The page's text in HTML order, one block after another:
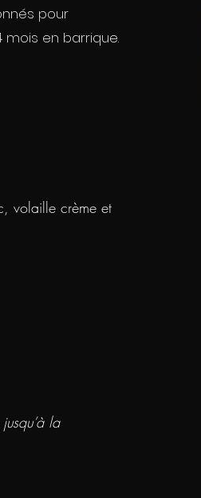
pour
en barrique.
volaille crème et
la